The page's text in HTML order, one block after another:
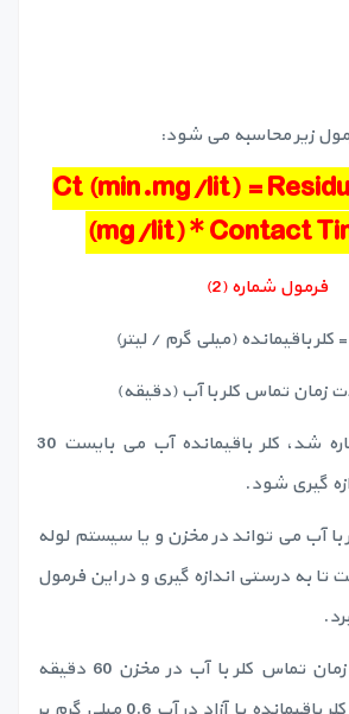
Ct (min.mg/lit) =
(mg/lit) * Contact
فرمول شماره (2)
همانطور که قبلاْ اشاره شد، کلر باقیمانده آب می بایست 30
گیری شود.
آب می تواند در مخزن و یا سیستم لوله
تا به درستی اندازه گیری و در این فرمول
به عنوان مثال، اگر زمان تماس کلر با آب در مخزن 60 دقیقه